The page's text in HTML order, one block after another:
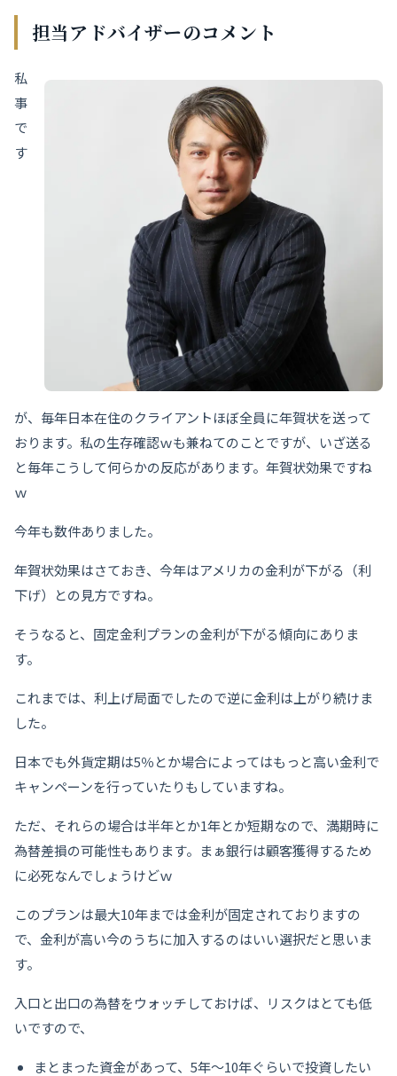
担当アドバイザーのコメント
私
事
で
す
が、毎年日本在住のクライアントほぼ全員に年賀状を送って
おります。私の生存確認ｗも兼ねてのことですが、いざ送る
と毎年こうして何らかの反応があります。年賀状効果ですね
ｗ
今年も数件ありました。
年賀状効果はさておき、今年はアメリカの金利が下がる（利
下げ）との見方ですね。
そうなると、固定金利プランの金利が下がる傾向にありま
す。
これまでは、利上げ局面でしたので逆に金利は上がり続けま
した。
日本でも外貨定期は5％とか場合によってはもっと高い金利で
キャンペーンを行っていたりもしていますね。
ただ、それらの場合は半年とか1年とか短期なので、満期時に
為替差損の可能性もあります。まぁ銀行は顧客獲得するため
に必死なんでしょうけどｗ
このプランは最大10年までは金利が固定されておりますの
で、金利が高い今のうちに加入するのはいい選択だと思いま
す。
入口と出口の為替をウォッチしておけば、リスクはとても低
いですので、
まとまった資金があって、5年〜10年ぐらいで投資したい